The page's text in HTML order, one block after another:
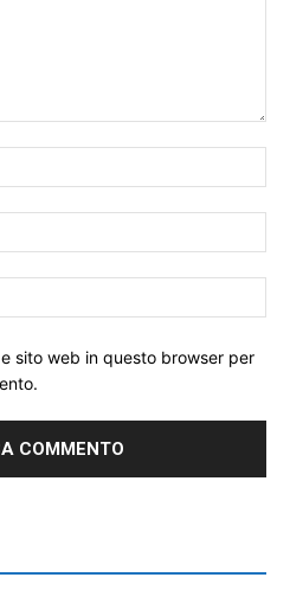
sito web in questo browser per